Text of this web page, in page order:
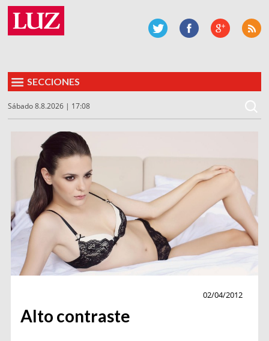
SECCIONES
Sábado 8.8.2026 | 17:08
02/04/2012
Alto contraste